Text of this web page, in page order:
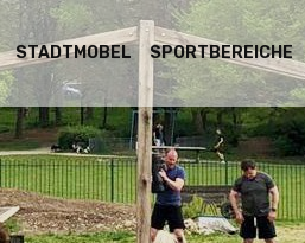
STADTMOBEL SPORTBEREICHE